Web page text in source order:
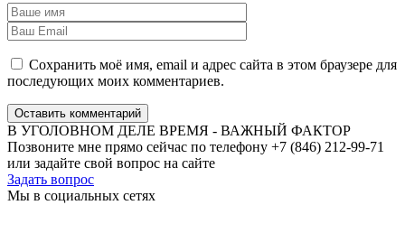
Сохранить моё имя, email и адрес сайта в этом браузере для
последующих моих комментариев.
Оставить комментарий
В УГОЛОВНОМ ДЕЛЕ ВРЕМЯ - ВАЖНЫЙ ФАКТОР
Позвоните мне прямо сейчас по телефону +7 (846) 212-99-71
или задайте свой вопрос на сайте
Задать вопрос
Мы в социальных сетях